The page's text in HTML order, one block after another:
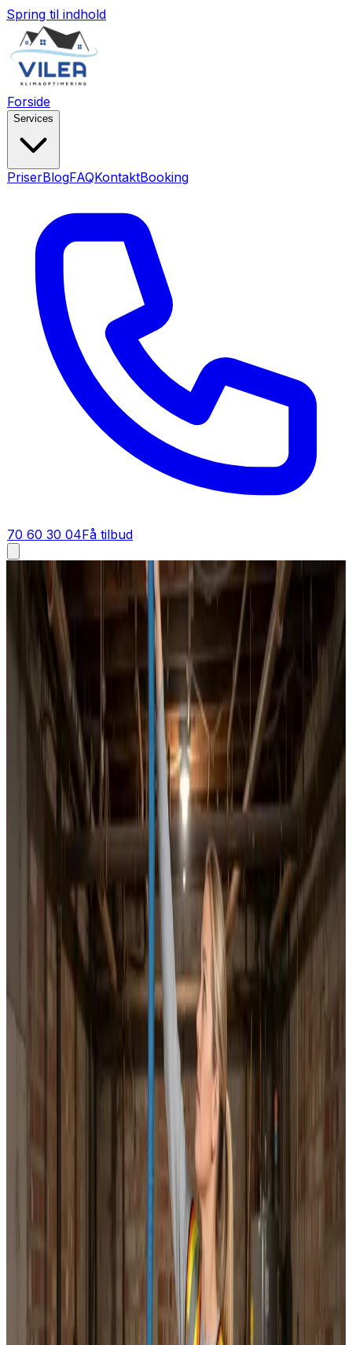
Spring til indhold
Forside
Services
PriserBlogFAQKontaktBooking
70 60 30 04Få tilbud
Ventilationsrens i
Ventilationsrens i Vejle
Ventilationsrens i Vejle for boliger, boligforeninger og
erhverv. Vi gennemgår anlægget, renser kanaler og
aggregat til bunds og indregulerer luftmængderne, så du
mærker forskellen med det samme.
Dokumenteret ventilationsrens